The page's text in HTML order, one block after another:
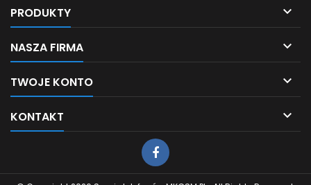
PRODUKTY 
NASZA FIRMA 
TWOJE KONTO 
KONTAKT 